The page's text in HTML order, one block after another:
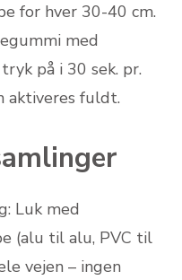
for hver 30-40 cm.
med
på i 30 sek. pr.
aktiveres fuldt.
Luk med
(alu til alu, PVC til
vejen – ingen